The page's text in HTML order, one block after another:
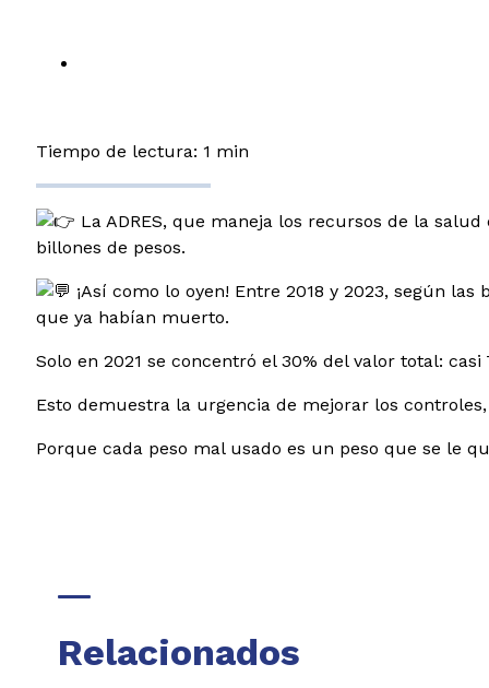
Tiempo de lectura: 1 min
La ADRES, que maneja los recursos de la
billones de pesos.
¡Así como lo oyen! Entre 2018 y 2023, según
que ya habían muerto.
Solo en 2021 se concentró el 30% del valor total:
Esto demuestra la urgencia de mejorar los
Porque cada peso mal usado es un peso que se le
Relacionados